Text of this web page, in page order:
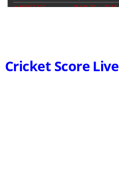
Cricket Score Live